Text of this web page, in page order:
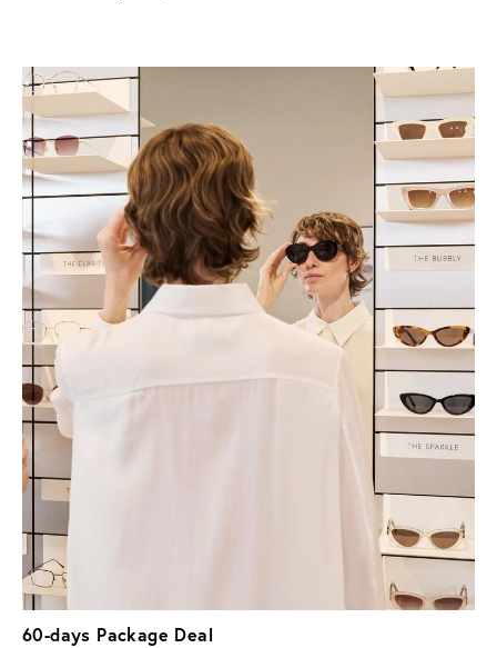
60-days Package Deal